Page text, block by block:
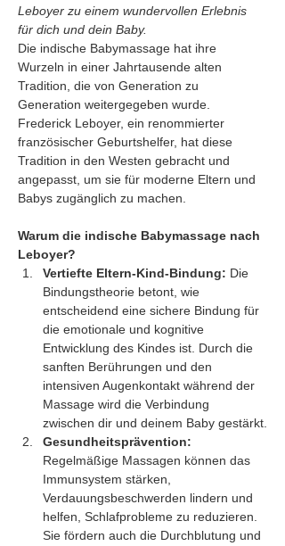
Leboyer zu einem wundervollen Erlebnis
für dich und dein Baby.
Die indische Babymassage hat ihre
Wurzeln in einer Jahrtausende alten
Tradition, die von Generation zu
Generation weitergegeben wurde.
Frederick Leboyer, ein renommierter
französischer Geburtshelfer, hat diese
Tradition in den Westen gebracht und
angepasst, um sie für moderne Eltern und
Babys zugänglich zu machen.
Warum die indische Babymassage nach
Leboyer?
Vertiefte Eltern-Kind-Bindung: Die
Bindungstheorie betont, wie
entscheidend eine sichere Bindung für
die emotionale und kognitive
Entwicklung des Kindes ist. Durch die
sanften Berührungen und den
intensiven Augenkontakt während der
Massage wird die Verbindung
zwischen dir und deinem Baby gestärkt.
Gesundheitsprävention:
Regelmäßige Massagen können das
Immunsystem stärken,
Verdauungsbeschwerden lindern und
helfen, Schlafprobleme zu reduzieren.
Sie fördern auch die Durchblutung und